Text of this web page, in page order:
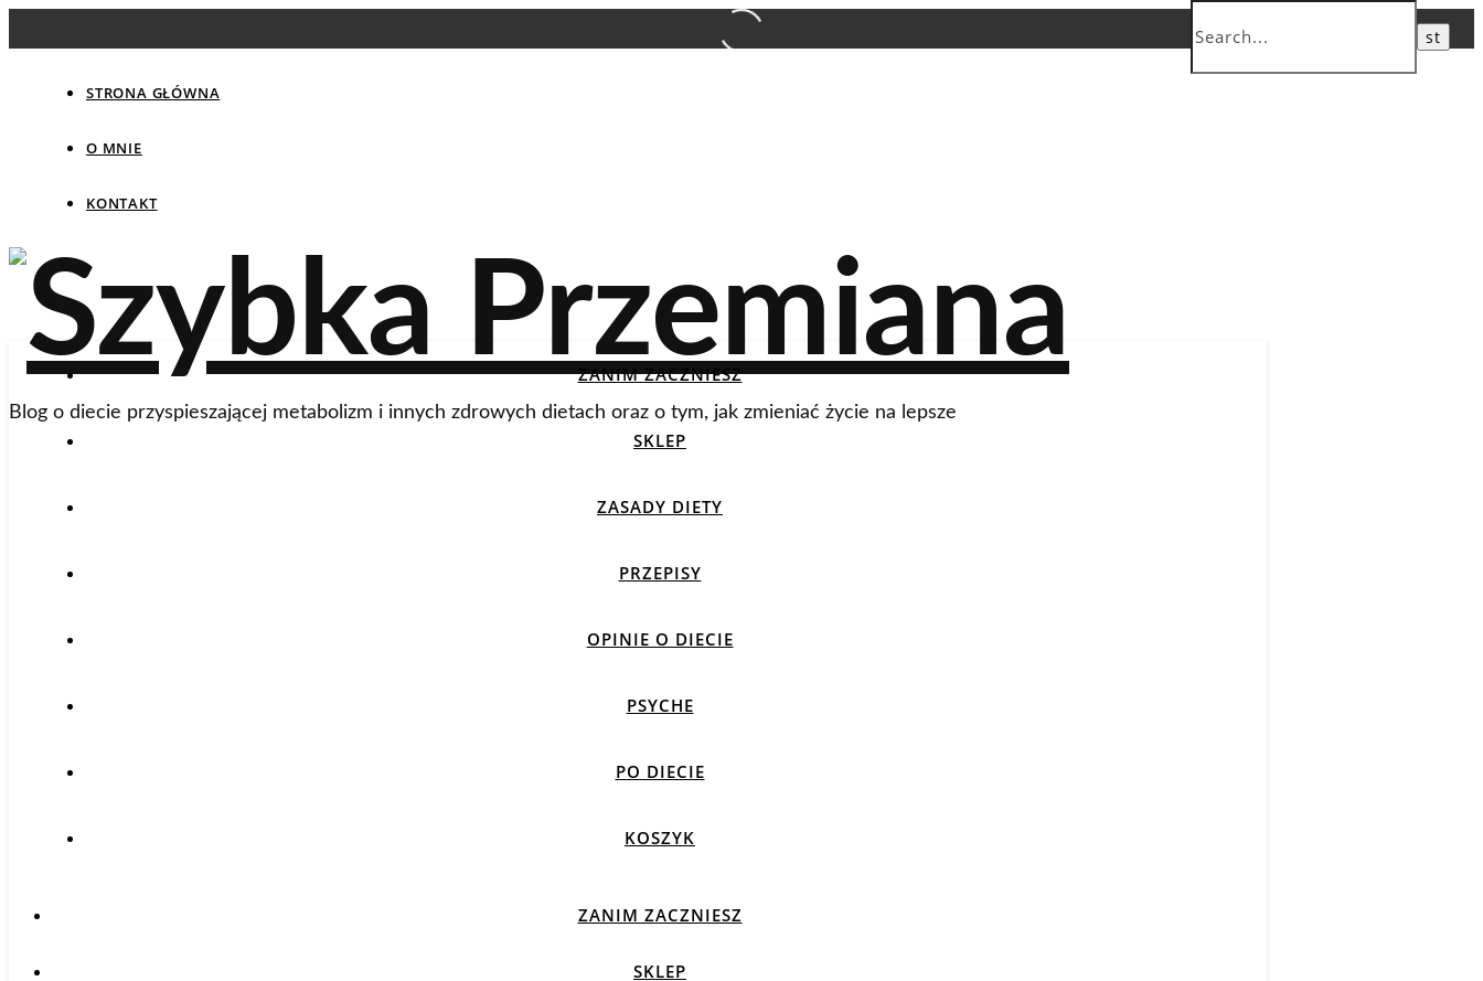
STRONA GŁÓWNA
O MNIE
KONTAKT
Blog o diecie przyspieszającej metabolizm i innych zdrowych dietach oraz o tym, jak zmieniać życie na lepsze
ZANIM ZACZNIESZ
SKLEP
ZASADY DIETY
PRZEPISY
OPINIE O DIECIE
PSYCHE
PO DIECIE
KOSZYK
ZANIM ZACZNIESZ
SKLEP